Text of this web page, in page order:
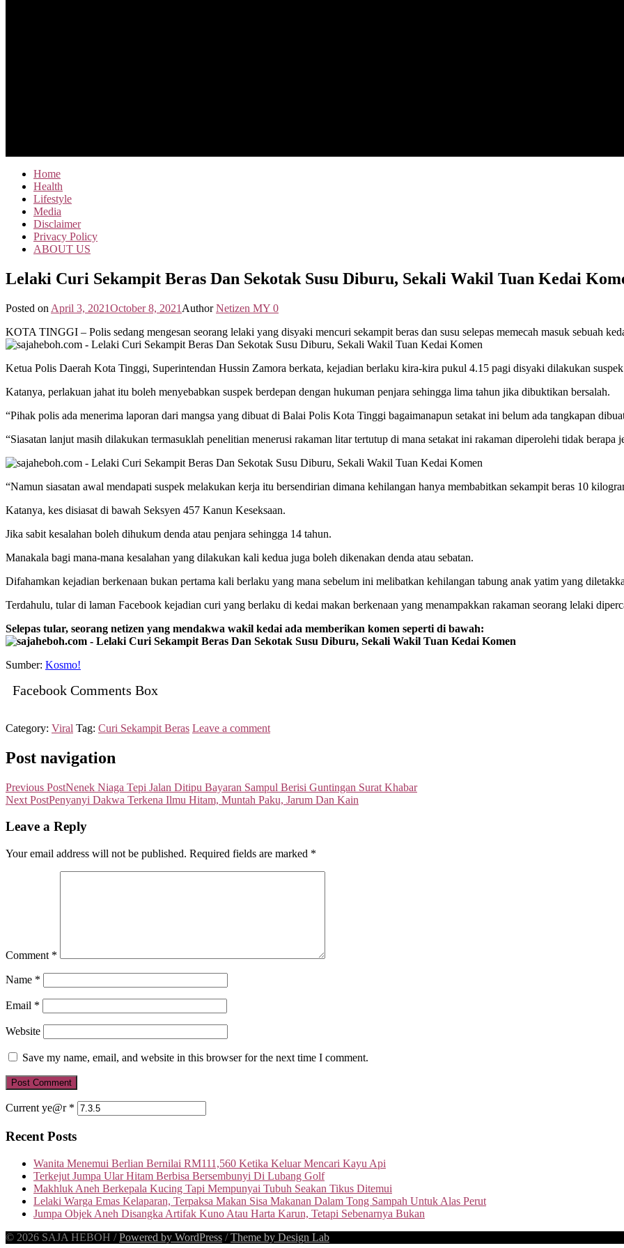
Home
Health
Lifestyle
Media
Disclaimer
Privacy Policy
ABOUT US
Lelaki Curi Sekampit Beras Dan Sekotak Susu Diburu, Sekali Wakil Tuan Kedai
Posted on April 3, 2021October 8, 2021 Author Netizen MY 0
KOTA TINGGI – Polis sedang mengesan seorang lelaki yang disyaki mencuri sekampit beras dan susu selepas memecah masuk sebuah
Ketua Polis Daerah Kota Tinggi, Superintendan Hussin Zamora berkata, kejadian berlaku kira-kira pukul 4.15 pagi disyaki dilakukan
Katanya, perlakuan jahat itu boleh menyebabkan suspek berdepan dengan hukuman penjara sehingga lima tahun jika dibuktikan bersalah.
“Pihak polis ada menerima laporan dari mangsa yang dibuat di Balai Polis Kota Tinggi bagaimanapun setakat ini belum ada tangkapan
“Siasatan lanjut masih dilakukan termasuklah penelitian menerusi rakaman litar tertutup di mana setakat ini rakaman diperolehi tidak berapa
“Namun siasatan awal mendapati suspek melakukan kerja itu bersendirian dimana kehilangan hanya membabitkan sekampit beras 10
Katanya, kes disiasat di bawah Seksyen 457 Kanun Keseksaan.
Jika sabit kesalahan boleh dihukum denda atau penjara sehingga 14 tahun.
Manakala bagi mana-mana kesalahan yang dilakukan kali kedua juga boleh dikenakan denda atau sebatan.
Difahamkan kejadian berkenaan bukan pertama kali berlaku yang mana sebelum ini melibatkan kehilangan tabung anak yatim yang
Terdahulu, tular di laman Facebook kejadian curi yang berlaku di kedai makan berkenaan yang menampakkan rakaman seorang lelaki
Selepas tular, seorang netizen yang mendakwa wakil kedai ada memberikan komen seperti di bawah:
Sumber: Kosmo!
Facebook Comments Box
Category: Viral Tag: Curi Sekampit Beras Leave a comment
Post navigation
Previous PostNenek Niaga Tepi Jalan Ditipu Bayaran Sampul Berisi Guntingan Surat Khabar
Next PostPenyanyi Dakwa Terkena Ilmu Hitam, Muntah Paku, Jarum Dan Kain
Leave a Reply
Your email address will not be published. Required fields are marked *
Comment *
Name *
Email *
Website
Save my name, email, and website in this browser for the next time I comment.
Current ye@r *
Recent Posts
Wanita Menemui Berlian Bernilai RM111,560 Ketika Keluar Mencari Kayu Api
Terkejut Jumpa Ular Hitam Berbisa Bersembunyi Di Lubang Golf
Makhluk Aneh Berkepala Kucing Tapi Mempunyai Tubuh Seakan Tikus Ditemui
Lelaki Warga Emas Kelaparan, Terpaksa Makan Sisa Makanan Dalam Tong Sampah Untuk Alas Perut
Jumpa Objek Aneh Disangka Artifak Kuno Atau Harta Karun, Tetapi Sebenarnya Bukan
© 2026 SAJA HEBOH / Powered by WordPress / Theme by Design Lab